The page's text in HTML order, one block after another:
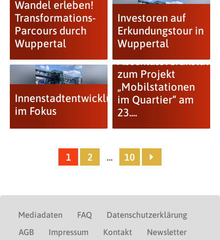
Wandel erleben!
Transformations-
Parcours durch
Wuppertal
Investoren auf
Erkundungstour in
Wuppertal
Innenstadtentwicklung
im Fokus
zum Projekt
„Mobilstationen
im Quartier“ am
23....
1 2 … 10
Mediadaten FAQ
Datenschutzerklärung
AGB
Impressum Kontakt Newsletter